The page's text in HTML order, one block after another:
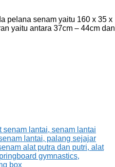
pelana senam yaitu 160 x 35 x
yaitu antara 37cm – 44cm dan